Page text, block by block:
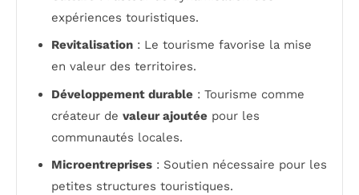
expériences touristiques.
Revitalisation : Le tourisme favorise la mise
en valeur des territoires.
Développement durable : Tourisme comme
créateur de valeur ajoutée pour les
communautés locales.
Microentreprises : Soutien nécessaire pour les
petites structures touristiques.